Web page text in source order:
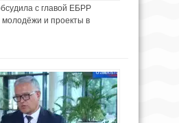
с главой ЕБРР
и проекты в